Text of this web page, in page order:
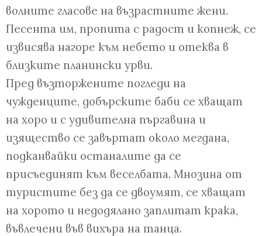
волните гласове на възрастните жени.
Песента им, пропита с радост и копнеж, се
извисява нагоре към небето и отеква в
близките планински урви.
Пред възторжените погледи на
чужденците, добърските баби се хващат
на хоро и с удивителна пъргавина и
изящество се завъртат около мегдана,
подканвайки останалите да се
присъединят към веселбата. Мнозина от
туристите без да се двоумят, се хващат
на хорото и недодялано заплитат крака,
въвлечени във вихъра на танца.